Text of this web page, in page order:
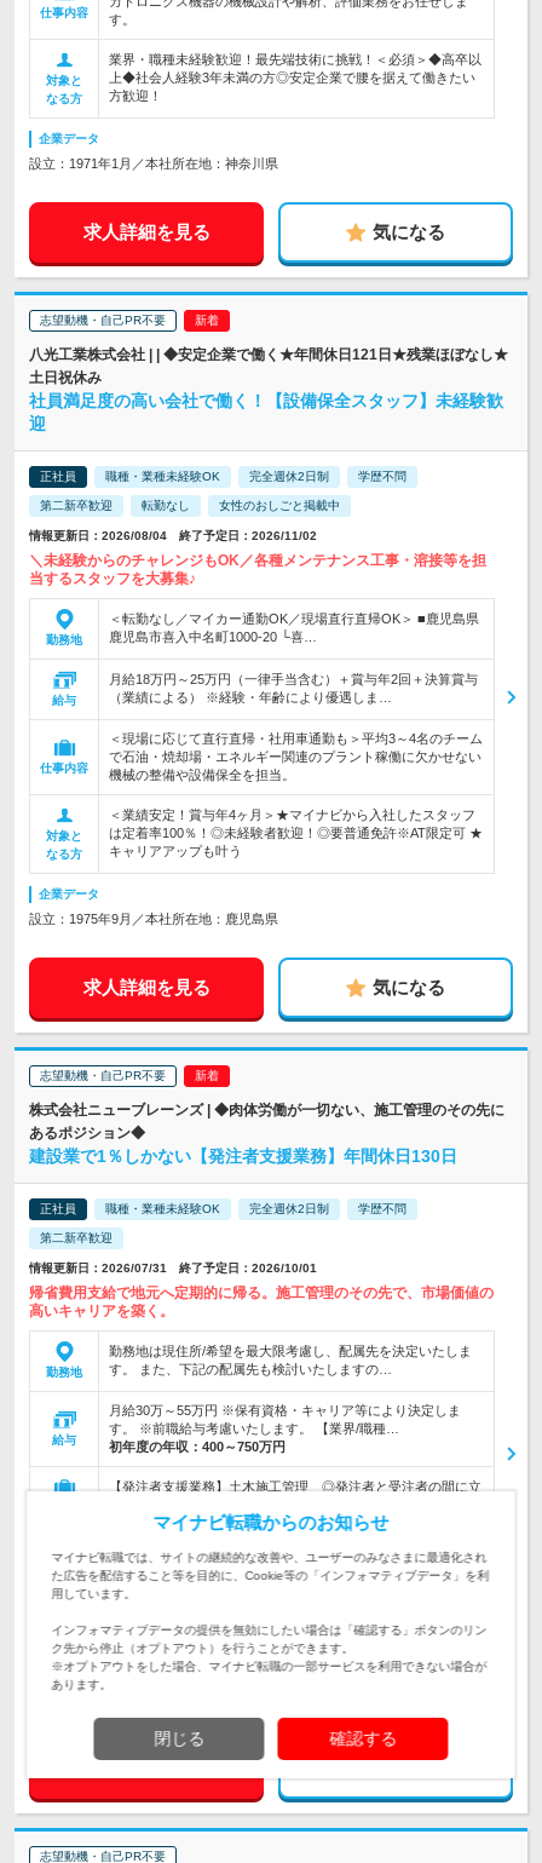
仕事内容
す。
対象と
なる方
業界・職種未経験歓迎！最先端技術に挑戦！＜必須＞◆高卒以
上◆社会人経験3年未満の方◎安定企業で腰を据えて働きたい
方歓迎！
企業データ
設立：1971年1月／本社所在地：神奈川県
求人詳細を見る 気になる
志望動機・自己PR不要
八光工業株式会社 | | ◆安定企業で働く★年間休日121日★残業ほぼなし★
土日祝休み
社員満足度の高い会社で働く！【設備保全スタッフ】未経験歓
迎
正社員 職種・業種未経験OK 完全週休2日制 学歴不問
第二新卒歓迎 転勤なし 女性のおしごと掲載中
情報更新日：2026/08/04 終了予定日：2026/11/02
＼未経験からのチャレンジもOK／各種メンテナンス工事・溶接等を担
当するスタッフを大募集♪
勤務地
＜転勤なし／マイカー通勤OK／現場直行直帰OK＞ ■鹿児島県
鹿児島市喜入中名町1000-20 └喜…
給与
月給18万円～25万円（一律手当含む）＋賞与年2回＋決算賞与
（業績による） ※経験・年齢により優遇しま…
仕事内容
＜現場に応じて直行直帰・社用車通勤も＞平均3～4名のチーム
で石油・焼却場・エネルギー関連のプラント稼働に欠かせない
機械の整備や設備保全を担当。
対象と
なる方
＜業績安定！賞与年4ヶ月＞★マイナビから入社したスタッフ
は定着率100％！◎未経験者歓迎！◎要普通免許※AT限定可 ★
キャリアアップも叶う
企業データ
設立：1975年9月／本社所在地：鹿児島県
求人詳細を見る 気になる
志望動機・自己PR不要
株式会社ニューブレーンズ | ◆肉体労働が一切ない、施工管理のその先に
あるポジション◆
建設業で1％しかない【発注者支援業務】年間休日130日
正社員 職種・業種未経験OK 完全週休2日制 学歴不問
第二新卒歓迎
情報更新日：2026/07/31 終了予定日：2026/10/01
帰省費用支給で地元へ定期的に帰る。施工管理のその先で、市場価値の
高いキャリアを築く。
勤務地
勤務地は現住所/希望を最大限考慮し、配属先を決定いたしま
す。 また、下記の配属先も検討いたしますの…
給与
月給30万～55万円 ※保有資格・キャリア等により決定しま
す。 ※前職給与考慮いたします。 【業界/職種…
初年度の年収： 400～750万円
【発注者支援業務】土木施工管理 ◎発注者と受注者の間に立
対象と
なる方
業界・職種未経験/ブランクOKです【歓迎】二級土木施工管理
技士以上をお持ちの方
企業データ
設立：1993年2月／従業員数：14人／本社所在地：東
京都
志望動機・自己PR不要
マイナビ転職からのお知らせ
マイナビ転職では、サイトの継続的な改善や、ユーザーのみなさまに最適化され
た広告を配信すること等を目的に、Cookie等の「インフォマティブデータ」を利
用しています。
インフォマティブデータの提供を無効にしたい場合は「確認する」ボタンのリン
ク先から停止（オプトアウト）を行うことができます。
※オプトアウトをした場合、マイナビ転職の一部サービスを利用できない場合が
あります。
閉じる 確認する